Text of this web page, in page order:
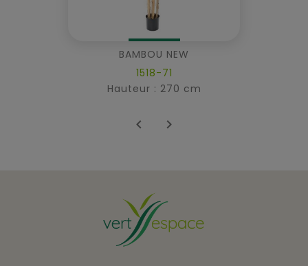
BAMBOU NEW
1518-71
Hauteur : 270 cm
 